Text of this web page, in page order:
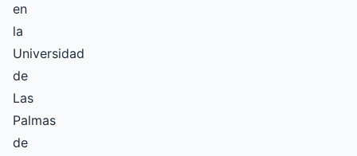
en
la
Universidad
de
Las
Palmas
de